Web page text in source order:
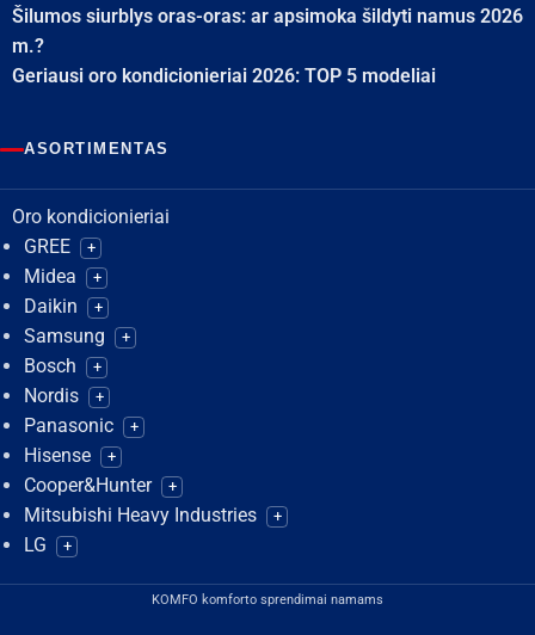
Šilumos siurblys oras-oras: ar apsimoka šildyti namus 2026
m.?
Geriausi oro kondicionieriai 2026: TOP 5 modeliai
ASORTIMENTAS
Oro kondicionieriai
GREE
+
Midea +
Daikin +
Samsung +
Bosch +
Nordis +
Panasonic +
Hisense +
Cooper&Hunter +
Mitsubishi Heavy Industries +
LG +
KOMFO komforto sprendimai namams